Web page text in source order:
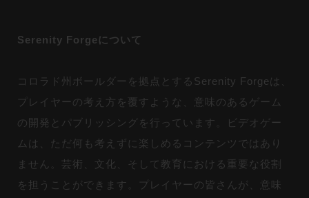
Serenity Forgeについて
コロラド州ボールダーを拠点とするSerenity Forgeは、
プレイヤーの考え方を覆すような、意味のあるゲーム
の開発とパブリッシングを行っています。ビデオゲー
ムは、ただ何も考えずに楽しめるコンテンツではあり
ません。芸術、文化、そして教育における重要な役割
を担うことができます。プレイヤーの皆さんが、意味